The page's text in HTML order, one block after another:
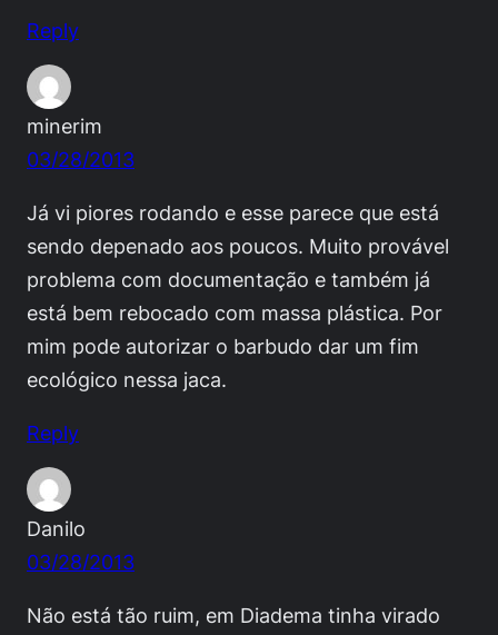
Reply
minerim
03/28/2013
Já vi piores rodando e esse parece que está
sendo depenado aos poucos. Muito provável
problema com documentação e também já
está bem rebocado com massa plástica. Por
mim pode autorizar o barbudo dar um fim
ecológico nessa jaca.
Reply
Danilo
03/28/2013
Não está tão ruim, em Diadema tinha virado